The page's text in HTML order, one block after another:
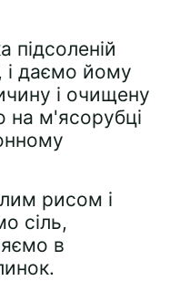
підсоленій
і даємо йому
і очищену
на м'ясорубці
рисом і
сіль,
в